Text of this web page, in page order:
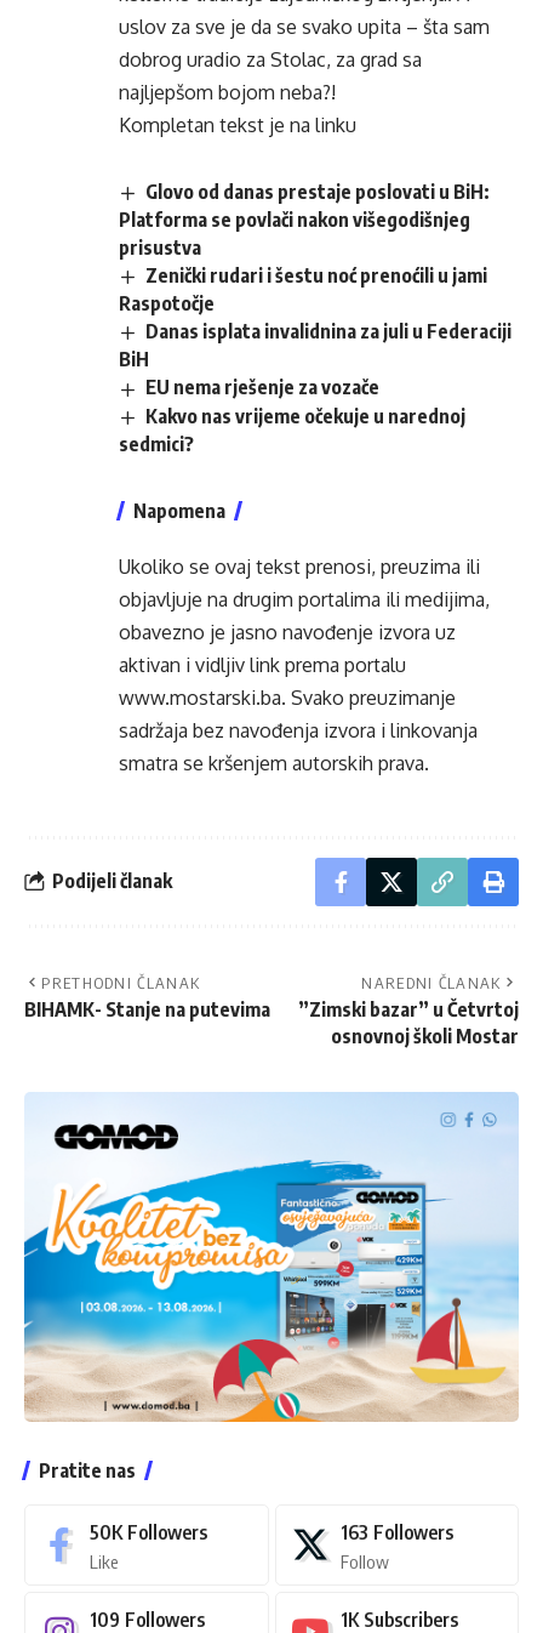
uslov za sve je da se svako upita – šta sam
dobrog uradio za Stolac, za grad sa
najljepšom bojom neba?!
Kompletan tekst je na linku
Glovo od danas prestaje poslovati u BiH:
Platforma se povlači nakon višegodišnjeg
prisustva
Zenički rudari i šestu noć prenoćili u jami
Raspotočje
Danas isplata invalidnina za juli u Federaciji
BiH
EU nema rješenje za vozače
Kakvo nas vrijeme očekuje u narednoj
sedmici?
Napomena
Ukoliko se ovaj tekst prenosi, preuzima ili
objavljuje na drugim portalima ili medijima,
obavezno je jasno navođenje izvora uz
aktivan i vidljiv link prema portalu
www.mostarski.ba. Svako preuzimanje
sadržaja bez navođenja izvora i linkovanja
smatra se kršenjem autorskih prava.
Podijeli članak
PRETHODNI ČLANAK
BIHAMK- Stanje na putevima
NAREDNI ČLANAK
”Zimski bazar” u Četvrtoj
osnovnoj školi Mostar
Pratite nas
50K Followers
Like
163 Followers
Follow
109 Followers 1K Subscribers